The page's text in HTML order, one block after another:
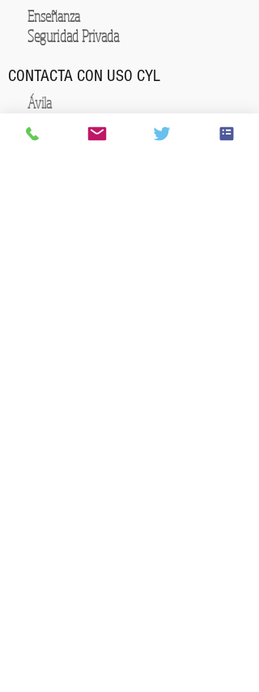
Enseñanza
Seguridad Privada
CONTACTA CON USO CYL
Ávila
Burgos
Miranda de Ebro